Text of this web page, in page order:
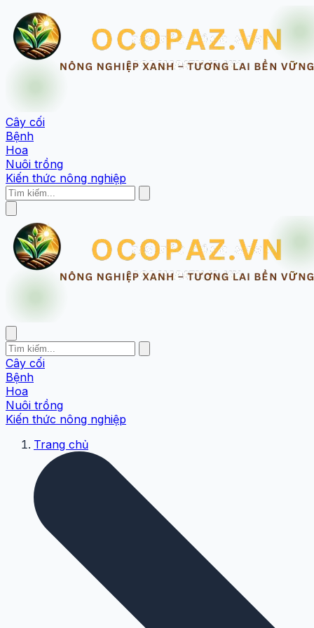
Cây cối
Bệnh
Hoa
Nuôi trồng
Kiến thức nông nghiệp
Cây cối
Bệnh
Hoa
Nuôi trồng
Kiến thức nông nghiệp
Trang chủ